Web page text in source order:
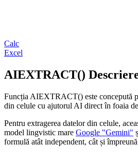
Calc
Excel
AIEXTRACT()
Funcția AIEXTRACT() este concepută
din celule cu ajutorul AI direct în foaia
Pentru extragerea datelor din celule,
model lingvistic mare Google "Gemini"
formulă atât independent, cât și